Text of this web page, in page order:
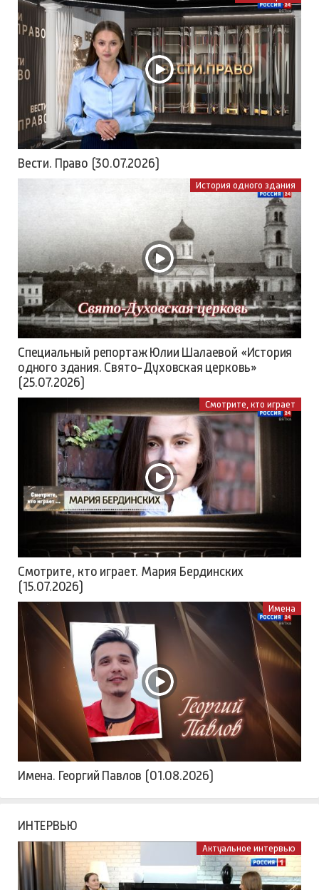
Вести. Право (30.07.2026)
История одного здания
Специальный репортаж Юлии Шалаевой «История
одного здания. Свято-Духовская церковь»
(25.07.2026)
Смотрите, кто играет
Смотрите, кто играет. Мария Бердинских
(15.07.2026)
Имена
Имена. Георгий Павлов (01.08.2026)
ИНТЕРВЬЮ
Актуальное интервью